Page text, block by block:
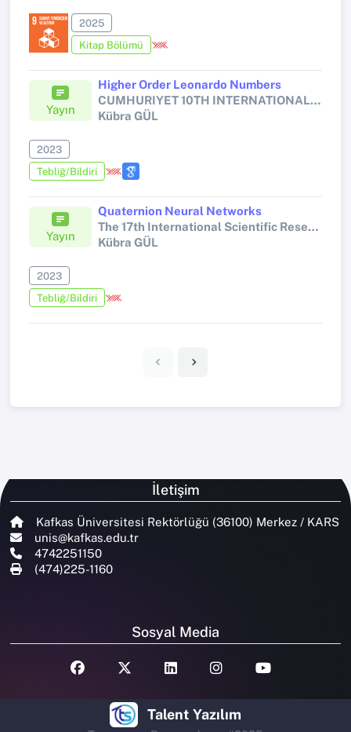
2025
Kitap Bölümü
Yayın
Higher Order Leonardo Numbers
CUMHURIYET 10TH INTERNATIONAL CONFERENCE ON APPLIED SCIENCES
Kübra GÜL
2023
Tebliğ/Bildiri
Yayın
Quaternion Neural Networks
The 17th International Scientific Research Congress - Science and Engineering
Kübra GÜL
2023
Tebliğ/Bildiri
İletişim
Kafkas Üniversitesi Rektörlüğü (36100) Merkez / KARS
unis@kafkas.edu.tr
4742251150
(474)225-1160
Sosyal Media
Talent Yazılım